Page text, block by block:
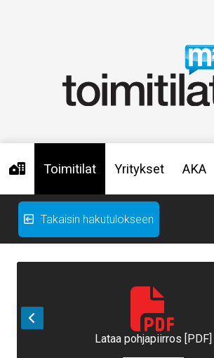
Toimitilat Yritykset AKA
Takaisin hakutulokseen
Lataa pohjapiirros [PDF]